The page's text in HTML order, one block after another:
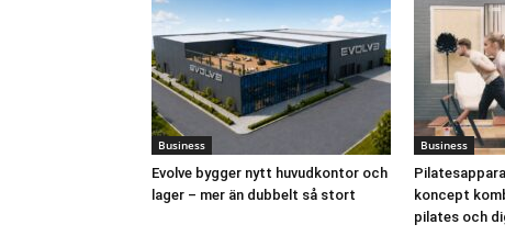
Business
Evolve bygger nytt huvudkontor och
lager – mer än dubbelt så stort
Business
koncept
pilates och